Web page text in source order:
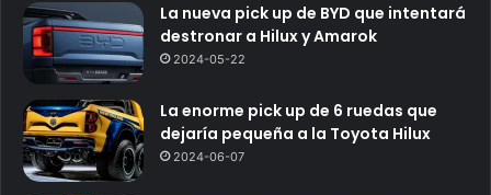
La nueva pick up de BYD que intentará
destronar a Hilux y Amarok
2024-05-22
La enorme pick up de 6 ruedas que
dejaría pequeña a la Toyota Hilux
2024-06-07